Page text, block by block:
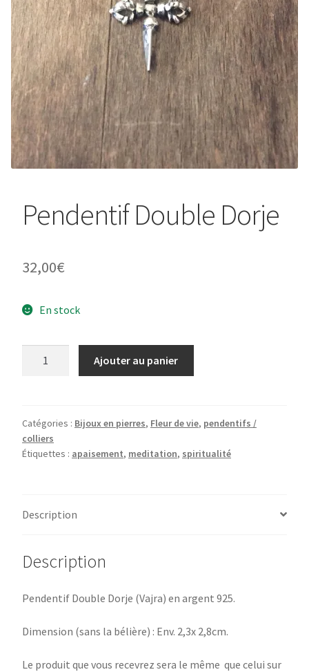
Pendentif Double Dorje
32,00€
En stock
Dorje
Ajouter au panier
Catégories : Bijoux en pierres, Fleur de vie, pendentifs /
colliers
Étiquettes : apaisement, meditation, spiritualité
Description
Description
Pendentif Double Dorje (Vajra) en argent 925.
Dimension (sans la bélière) : Env. 2,3x 2,8cm.
Le produit que vous recevrez sera le même que celui sur